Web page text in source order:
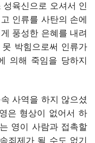
육신으로 오셔서 인
인류를 사탄의 손에
풍성한 은혜를 내려
박힘으로써 인류가
의해 죽임을 당하지
사역을 하지 않으셨
은 형상이 없어서 하
영이 사람과 접촉할
죄제가 될 수도 없기